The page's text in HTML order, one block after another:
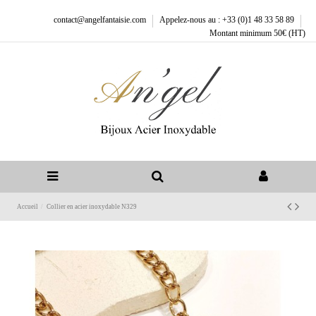
contact@angelfantaisie.com
Appelez-nous au : +33 (0)1 48 33 58 89
Montant minimum 50€ (HT)
Accueil Collier en acier inoxydable N329